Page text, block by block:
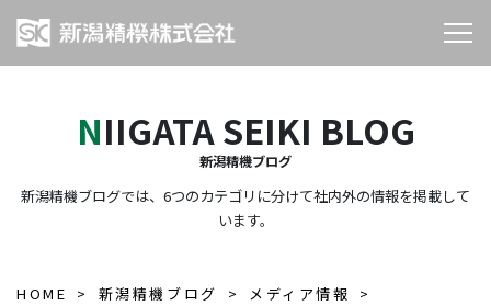
NIIGATA SEIKI BLOG
新潟精機ブログ
新潟精機ブログでは、6つのカテゴリに分けて社内外の情報を掲載して
います。
HOME 新潟精機ブログ メディア情報